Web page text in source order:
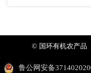
© 国环有机农产品
鲁公网安备